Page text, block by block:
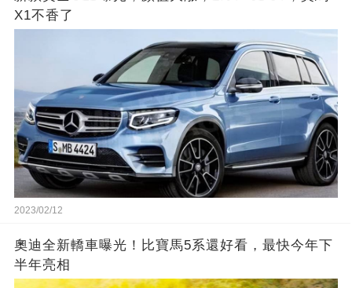
X1不香了
2023/02/12
奧迪全新轎車曝光！比寶馬5系還好看，最快今年下
半年亮相